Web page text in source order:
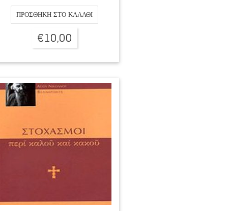
ΠΡΟΣΘΉΚΗ ΣΤΟ ΚΑΛΆΘΙ
€10,00